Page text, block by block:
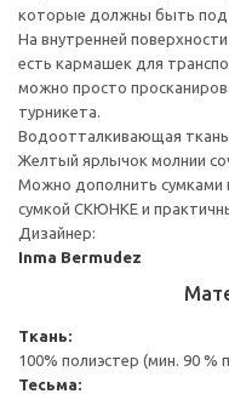
которые должны быть под
На внутренней
есть кармашек для
можно просто
турникета.
Водоотталкивающая ткань.
Желтый ярлычок молнии
Можно дополнить
сумкой СКЮНКЕ и
Дизайнер:
Inma Bermudez
Ткань:
100% полиэстер (мин. 90 %
Тесьма: